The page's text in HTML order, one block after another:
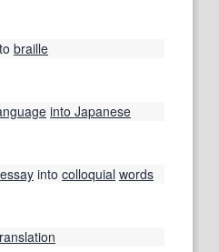
braille
into Japanese
essay into colloquial words